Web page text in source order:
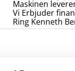
Maskinen
Vi Erbjuder
Ring Kenneth